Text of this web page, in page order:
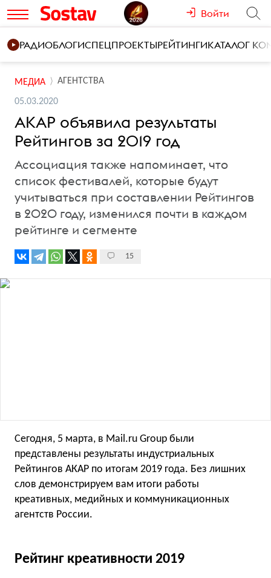
Войти
РАДИОБЛОГИСПЕЦПРОЕКТЫРЕЙТИНГИКАТАЛОГ
МЕДИА АГЕНТСТВА
05.03.2020
АКАР объявила результаты
Рейтингов за 2019 год
Ассоциация также напоминает, что
список фестивалей, которые будут
учитываться при составлении Рейтингов
в 2020 году, изменился почти в каждом
рейтинге и сегменте
15
Сегодня, 5 марта, в Mail.ru Group были
представлены результаты индустриальных
Рейтингов АКАР по итогам 2019 года. Без лишних
слов демонстрируем вам итоги работы
креативных, медийных и коммуникационных
агентств России.
Рейтинг креативности 2019